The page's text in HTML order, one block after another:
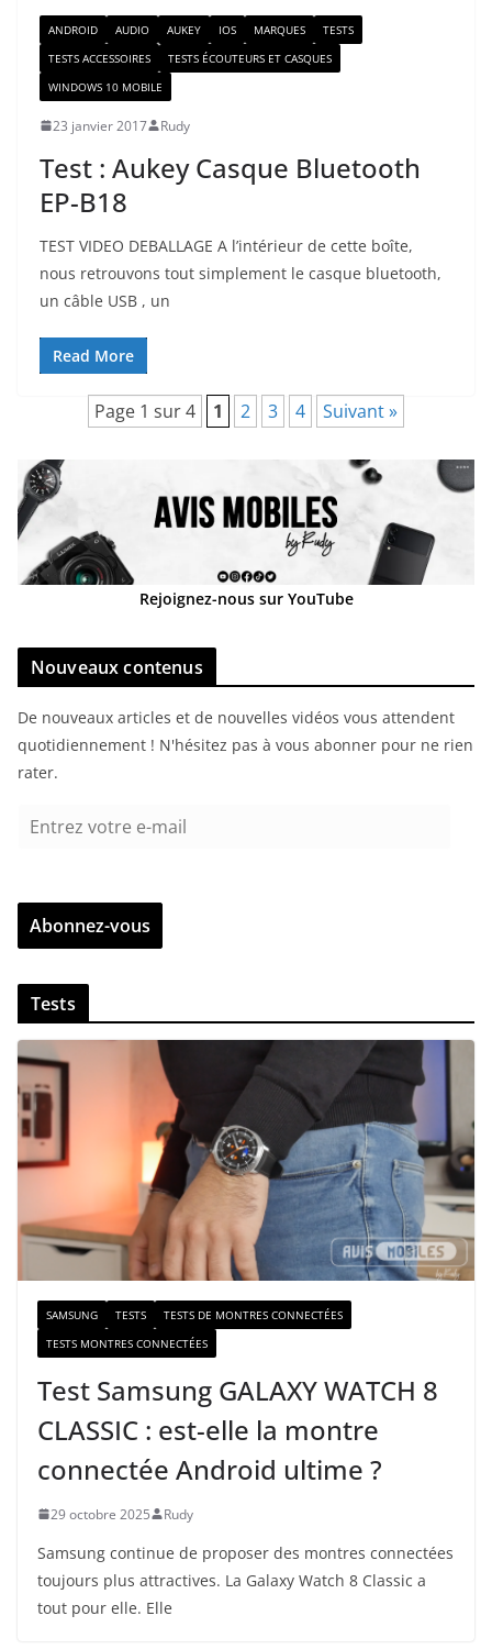
ANDROID AUDIO AUKEY IOS MARQUES
TESTS
TESTS ACCESSOIRES
TESTS ÉCOUTEURS ET CASQUES
WINDOWS 10 MOBILE
23 janvier 2017 Rudy
Test : Aukey Casque Bluetooth
EP-B18
TEST VIDEO DEBALLAGE A l’intérieur de cette boîte,
nous retrouvons tout simplement le casque bluetooth,
un câble USB , un
Read More
Page 1 sur 4 1 2 3 4 Suivant »
Rejoignez-nous sur YouTube
Nouveaux contenus
De nouveaux articles et de nouvelles vidéos vous attendent
quotidiennement ! N'hésitez pas à vous abonner pour ne rien
rater.
r
z
v
t
r
e
e
m
i
Abonnez-vous
Tests
SAMSUNG TESTS
TESTS DE MONTRES CONNECTÉES
TESTS MONTRES CONNECTÉES
Test Samsung GALAXY WATCH 8
CLASSIC : est-elle la montre
connectée Android ultime ?
29 octobre 2025 Rudy
Samsung continue de proposer des montres connectées
toujours plus attractives. La Galaxy Watch 8 Classic a
tout pour elle. Elle